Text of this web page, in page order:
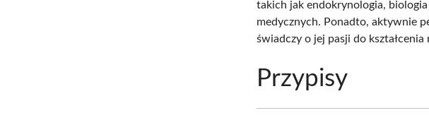
takich jak endokrynologia,
medycznych. Ponadto, aktywnie
świadczy o jej pasji do
Przypisy